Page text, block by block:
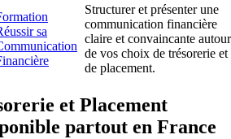
sa
Structurer et présenter une
communication financière
claire et convaincante autour
de vos choix de trésorerie et
de placement.
et Placement
partout en France